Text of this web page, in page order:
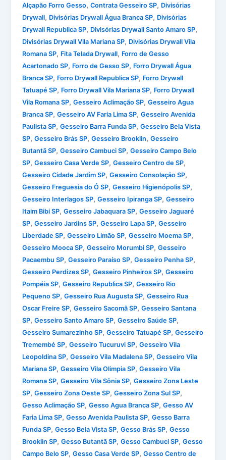
Alçapão Forro Gesso,Contrata Gesseiro SP, Divisórias
Drywall, Divisórias Drywall Água Branca SP, Divisórias
Drywall Republica SP, Divisórias Drywall Santo Amaro SP,
Divisórias Drywall Vila Mariana SP, Divisórias Drywall Vila
Romana SP, Fita Telada Drywall, Forro de Gesso
Acartonado SP, Forro de Gesso SP, Forro Drywall Água
Branca SP, Forro Drywall Republica SP, Forro Drywall
Tatuapé SP, Forro Drywall Vila Mariana SP, Forro Drywall
Vila Romana SP,Gesseiro Aclimação SP,Gesseiro Agua
Branca SP,Gesseiro AV Faria Lima SP,Gesseiro Avenida
Paulista SP,Gesseiro Barra Funda SP,Gesseiro Bela Vista
SP,Gesseiro Brás SP,Gesseiro Brooklin,Gesseiro
Butantã SP,Gesseiro Cambuci SP,Gesseiro Campo Belo
SP,Gesseiro Casa Verde SP,Gesseiro Centro de SP,
Gesseiro Cidade Jardim SP,Gesseiro Consolação SP,
Gesseiro Freguesia do Ó SP,Gesseiro Higienópolis SP,
Gesseiro Interlagos SP,Gesseiro Ipiranga SP,Gesseiro
Itaim Bibi SP,Gesseiro Jabaquara SP,Gesseiro Jaguaré
SP,Gesseiro Jardins SP,Gesseiro Lapa SP,Gesseiro
Liberdade SP,Gesseiro Limão SP,Gesseiro Moema SP,
Gesseiro Mooca SP,Gesseiro Morumbi SP,Gesseiro
Pacaembu SP,Gesseiro Paraíso SP,Gesseiro Penha SP,
Gesseiro Perdizes SP,Gesseiro Pinheiros SP,Gesseiro
Pompéia SP,Gesseiro Republica SP,Gesseiro Rio
Pequeno SP,Gesseiro Rua Augusta SP,Gesseiro Rua
Oscar Freire SP,Gesseiro Sacomã SP,Gesseiro Santana
SP,Gesseiro Santo Amaro SP,Gesseiro Saúde SP,
Gesseiro Sumarezinho SP,Gesseiro Tatuapé SP,Gesseiro
Tremembé SP,Gesseiro Tucuruvi SP,Gesseiro Vila
Leopoldina SP,Gesseiro Vila Madalena SP,Gesseiro Vila
Mariana SP,Gesseiro Vila Olimpia SP,Gesseiro Vila
Romana SP,Gesseiro Vila Sônia SP,Gesseiro Zona Leste
SP,Gesseiro Zona Oeste SP,Gesseiro Zona Sul SP,
Gesso Aclimação SP,Gesso Agua Branca SP,Gesso AV
Faria Lima SP,Gesso Avenida Paulista SP,Gesso Barra
Funda SP,Gesso Bela Vista SP,Gesso Brás SP,Gesso
Brooklin SP,Gesso Butantã SP,Gesso Cambuci SP,Gesso
Campo Belo SP,Gesso Casa Verde SP,Gesso Centro de